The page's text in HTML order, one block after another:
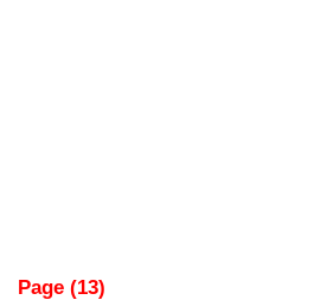
Page (13)